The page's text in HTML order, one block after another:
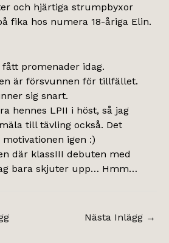
och hjärtiga strumpbyxor
fika hos numera 18-åriga Elin.
promenader idag.
är försvunnen för tillfället.
sig snart.
hennes LPII i höst, så jag
till tävling också. Det
igen :)
där klassIII debuten med
bara skjuter upp… Hmm…
Nästa Inlägg →